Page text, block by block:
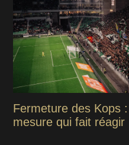
Fermeture des Kops
mesure qui fait réagir